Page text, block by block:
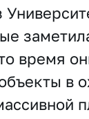
время
в